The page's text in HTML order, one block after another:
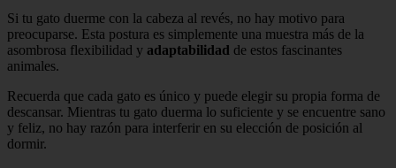
Si tu gato duerme con la cabeza al revés, no hay motivo para
preocuparse. Esta postura es simplemente una muestra más de la
asombrosa flexibilidad y adaptabilidad de estos fascinantes
animales.
Recuerda que cada gato es único y puede elegir su propia forma de
descansar. Mientras tu gato duerma lo suficiente y se encuentre sano
y feliz, no hay razón para interferir en su elección de posición al
dormir.